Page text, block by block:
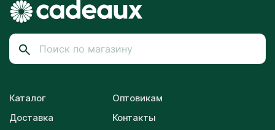
Каталог
Доставка
Оптовикам
Контакты